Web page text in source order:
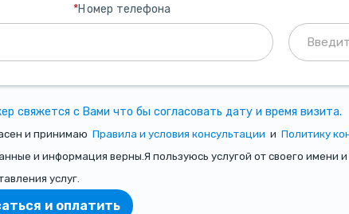
Номер телефона
*
свяжется с Вами что бы согласовать дату и время визита.
и принимаю Правила и условия консультации и Политику
и информация верны.Я пользуюсь услугой от своего имени
услуг.
и оплатить